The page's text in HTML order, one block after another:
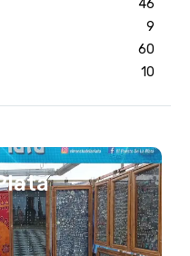
46
9
60
10